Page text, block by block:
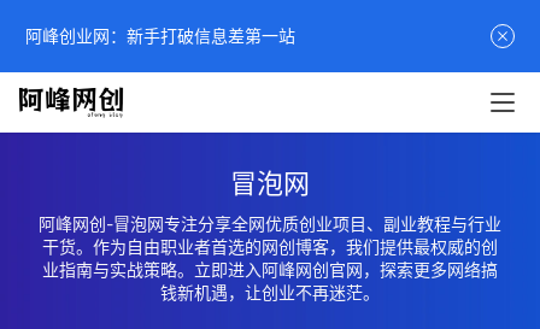
冒泡网
阿峰网创-冒泡网专注分享全网优质创业项目、副业教程与行业
干货。作为自由职业者首选的网创博客，我们提供最权威的创
业指南与实战策略。立即进入阿峰网创官网，探索更多网络搞
钱新机遇，让创业不再迷茫。
阿峰创业网：新手打破信息差第一站